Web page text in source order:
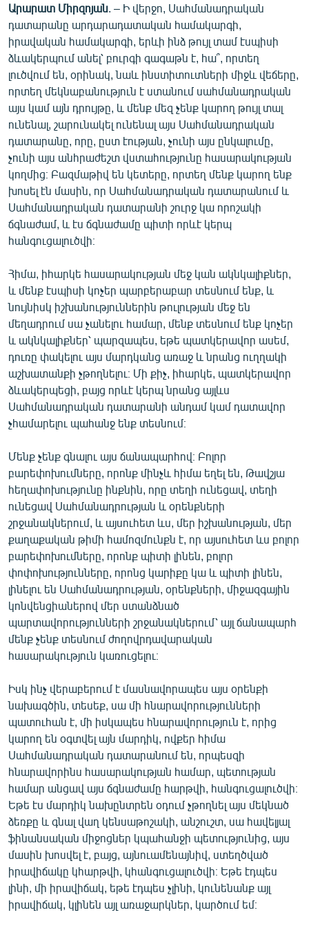
Արարատ Միրզոյան . – Ի վերջո, Սահմանադրական
դատարանը արդարադատական համակարգի,
իրավական համակարգի, երևի ինձ թույլ տամ էսպիսի
ձևակերպում անել՝ բուրգի գագաթն է, հա՞, որտեղ
լուծվում են, օրինակ, նաև ինստիտուտների միջև վեճերը,
որտեղ մեկնաբանություն է ստանում սահմանադրական
այս կամ այն դրույթը, և մենք մեզ չենք կարող թույլ տալ
ունենալ, շարունակել ունենալ այս Սահմանադրական
դատարանը, որը, ըստ էության, չունի այս ընկալումը,
չունի այս անհրաժեշտ վստահությունը հասարակության
կողմից։ Բազմաթիվ են կետերը, որտեղ մենք կարող ենք
խոսել էն մասին, որ Սահմանադրական դատարանում և
Սահմանադրական դատարանի շուրջ կա որոշակի
ճգնաժամ, և էս ճգնաժամը պիտի որևէ կերպ
հանգուցալուծվի։
Հիմա, իհարկե հասարակության մեջ կան ակնկալիքներ,
և մենք էսպիսի կոչեր պարբերաբար տեսնում ենք, և
նույնիսկ իշխանություններին թուլության մեջ են
մեղադրում սա չանելու համար, մենք տեսնում ենք կոչեր
և ակնկալիքներ՝ պարզապես, եթե պատկերավոր ասեմ,
դուռը փակելու այս մարդկանց առաջ և նրանց ուղղակի
աշխատանքի չթողնելու։ Մի քիչ, իհարկե, պատկերավոր
ձևակերպեցի, բայց որևէ կերպ նրանց այլևս
Սահմանադրական դատարանի անդամ կամ դատավոր
չհամարելու պահանջ ենք տեսնում։
Մենք չենք գնալու այս ճանապարհով։ Բոլոր
բարեփոխումները, որոնք մինչև հիմա եղել են, Թավշյա
հեղափոխությունը ինքնին, որը տեղի ունեցավ, տեղի
ունեցավ Սահմանադրության և օրենքների
շրջանակներում, և այսուհետ ևս, մեր իշխանության, մեր
քաղաքական թիմի համոզմունքն է, որ այսուհետ ևս բոլոր
բարեփոխումները, որոնք պիտի լինեն, բոլոր
փոփոխությունները, որոնց կարիքը կա և պիտի լինեն,
լինելու են Սահմանադրության, օրենքների, միջազգային
կոնվենցիաներով մեր ստանձնած
պարտավորությունների շրջանակներում՝ այլ ճանապարհ
մենք չենք տեսնում ժողովրդավարական
հասարակություն կառուցելու։
Իսկ ինչ վերաբերում է մասնավորապես այս օրենքի
նախագծին, տեսեք, սա մի հնարավորությունների
պատուհան է, մի իսկապես հնարավորություն է, որից
կարող են օգտվել այն մարդիկ, ովքեր հիմա
Սահմանադրական դատարանում են, որպեսզի
հնարավորինս հասարակության համար, պետության
համար անցավ այս ճգնաժամը հարթվի, հանգուցալուծվի։
Եթե էս մարդիկ նախընտրեն օդում չթողնել այս մեկնած
ձեռքը և գնալ վաղ կենսաթոշակի, անշուշտ, սա հավելյալ
ֆինանսական միջոցներ կպահանջի պետությունից, այս
մասին խոսվել է, բայց, այնուամենայնիվ, ստեղծված
իրավիճակը կհարթվի, կհանգուցալուծվի։ Եթե էդպես
լինի, մի իրավիճակ, եթե էդպես չլինի, կունենանք այլ
իրավիճակ, կլինեն այլ առաջարկներ, կարծում եմ։